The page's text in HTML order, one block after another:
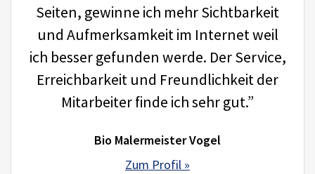
Seiten, gewinne ich mehr Sichtbarkeit
und Aufmerksamkeit im Internet weil
ich besser gefunden werde. Der Service,
Erreichbarkeit und Freundlichkeit der
Mitarbeiter finde ich sehr gut.”
Bio Malermeister Vogel
Zum Profil »